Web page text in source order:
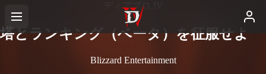
ディアブロ IV
塔とランキング（ベータ）を征服せよ
Blizzard Entertainment